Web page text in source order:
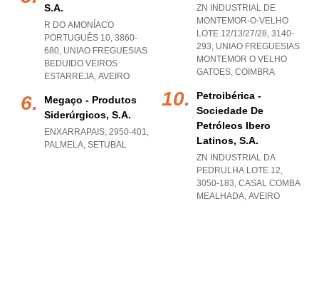
S.a.
R DO AMONÍACO
PORTUGUÊS 10, 3860-
680, UNIAO FREGUESIAS
BEDUIDO VEIROS
ESTARREJA, AVEIRO
Megaço - Produtos
Siderúrgicos, S.a.
ENXARRAPAIS, 2950-401,
PALMELA, SETUBAL
ZN INDUSTRIAL DE
MONTEMOR-O-VELHO
LOTE 12/13/27/28, 3140-
293, UNIAO FREGUESIAS
MONTEMOR O VELHO
GATOES, COIMBRA
Petroibérica -
Sociedade De
Petróleos Ibero
Latinos, S.a.
ZN INDUSTRIAL DA
PEDRULHA LOTE 12,
3050-183, CASAL COMBA
MEALHADA, AVEIRO